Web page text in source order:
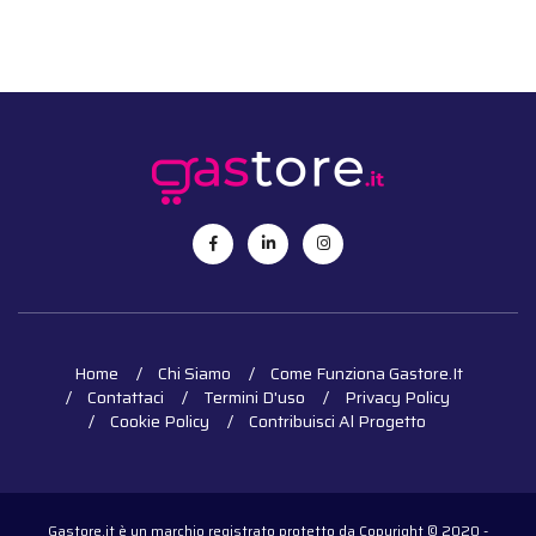
Home Chi Siamo
Come Funziona Gastore.it
Contattaci
Termini D'uso
Privacy Policy
Cookie Policy
Contribuisci Al Progetto
Gastore.it è un marchio registrato protetto da Copyright © 2020 -